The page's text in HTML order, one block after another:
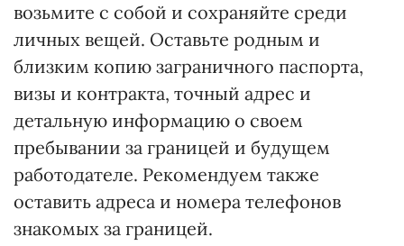
возьмите с собой и сохраняйте среди
личных вещей. Оставьте родным и
близким копию заграничного паспорта,
визы и контракта, точный адрес и
детальную информацию о своем
пребывании за границей и будущем
работодателе. Рекомендуем также
оставить адреса и номера телефонов
знакомых за границей.